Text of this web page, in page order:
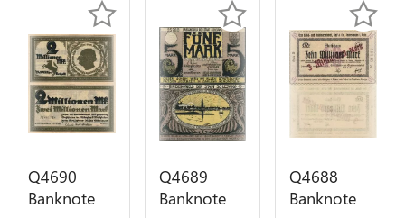
Q4690
Banknote
Q4689
Banknote
Q4688
Banknote